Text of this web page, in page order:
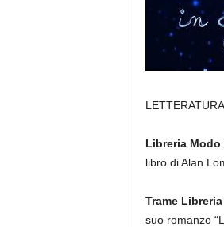
LETTERATURA
Libreria Modo
libro di Alan
Trame
suo romanzo